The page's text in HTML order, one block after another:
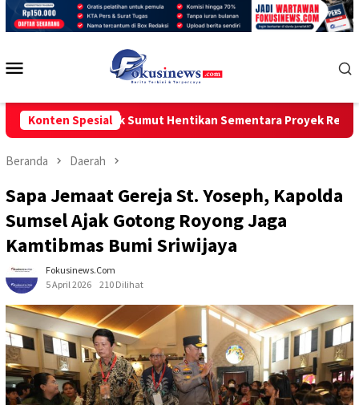
Loncat
Konten Spesial
Kadisdik Sumut Hentikan Sementara Proyek Revitalisasi SMAN
Beranda Daerah
Sapa Jemaat Gereja St. Yoseph, Kapolda
Sumsel Ajak Gotong Royong Jaga
Kamtibmas Bumi Sriwijaya
Fokusinews.com
5 April 2026
210 Dilihat